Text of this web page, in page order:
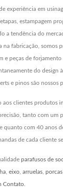
experiência em
estampagem
a tendência do
na fabricação, somos
e peças de
do design
e pinos são nossos
aos clientes produtos
tanto com um
quanto com 40 anos
de cada cliente
parafusos de
, eixo, arruelas,
Contato.